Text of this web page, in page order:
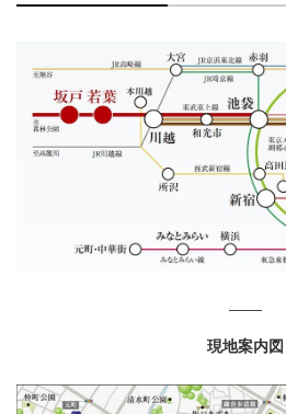
現地案内図